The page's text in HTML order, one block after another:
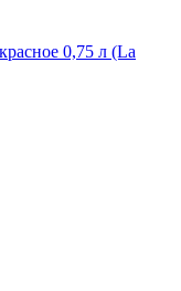
0,75 л (La